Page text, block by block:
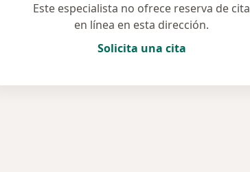
Este especialista no ofrece reserva de cita
en línea en esta dirección.
Solicita una cita